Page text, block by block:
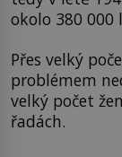
okolo 380 000
Přes velký
problémem
velký počet
řadách.